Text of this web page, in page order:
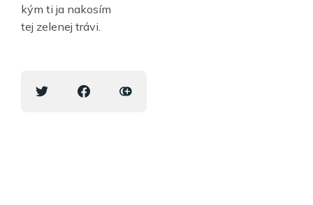
kým ti ja nakosím
tej zelenej trávi.